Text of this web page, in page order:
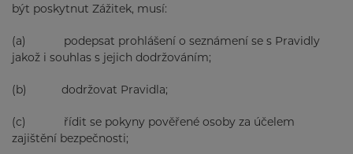
být poskytnut Zážitek, musí:
(a) podepsat prohlášení o seznámení se s Pravidly
jakož i souhlas s jejich dodržováním;
(b) dodržovat Pravidla;
(c) řídit se pokyny pověřené osoby za účelem
zajištění bezpečnosti;